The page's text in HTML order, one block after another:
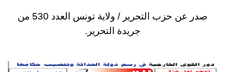
صدر عن حزب التحرير / ولاية تونس العدد 530 من
جريدة التحرير.